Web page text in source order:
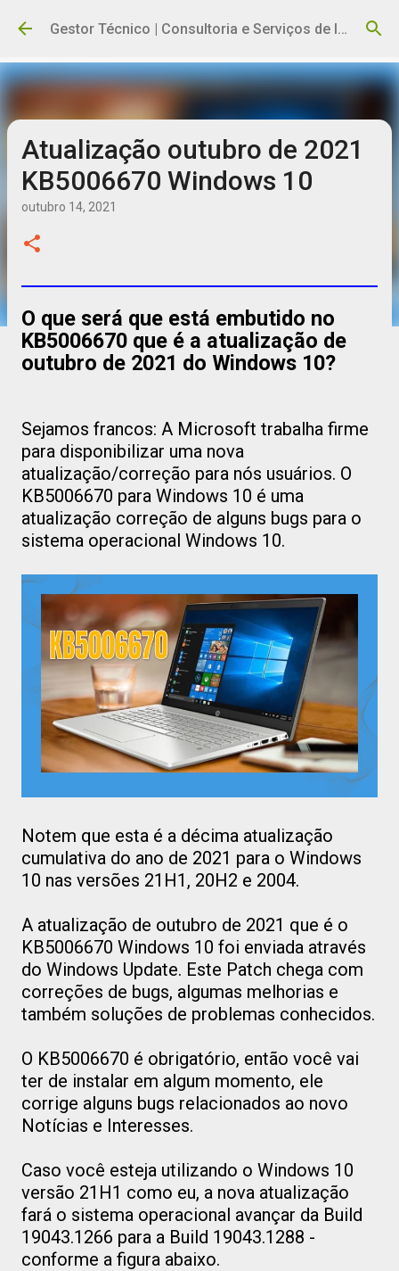
Pular para o conteúdo principal Gestor Técnico | Consultoria e Serviços de Informática
Atualização outubro de 2021
KB5006670 Windows 10
outubro 14, 2021
O que será que está embutido no
KB5006670 que é a atualização de
outubro de 2021 do Windows 10?
Sejamos francos: A Microsoft trabalha firme
para disponibilizar uma nova
atualização/correção para nós usuários. O
KB5006670 para Windows 10 é uma
atualização correção de alguns bugs para o
sistema operacional Windows 10.
Notem que esta é a décima atualização
cumulativa do ano de 2021 para o Windows
10 nas versões 21H1, 20H2 e 2004.
A atualização de outubro de 2021 que é o
KB5006670 Windows 10 foi enviada através
do Windows Update. Este Patch chega com
correções de bugs, algumas melhorias e
também soluções de problemas conhecidos.
O KB5006670 é obrigatório, então você vai
ter de instalar em algum momento, ele
corrige alguns bugs relacionados ao novo
Notícias e Interesses.
Caso você esteja utilizando o Windows 10
versão 21H1 como eu, a nova atualização
fará o sistema operacional avançar da Build
19043.1266 para a Build 19043.1288 -
conforme a figura abaixo.